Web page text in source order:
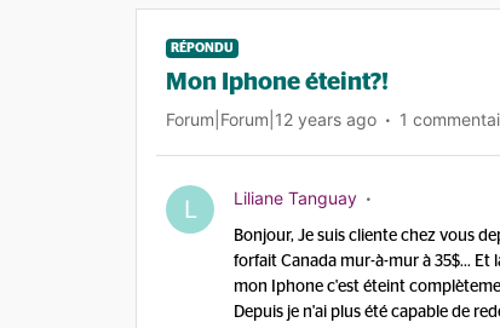
RÉPONDU
Mon Iphone éteint?!
Forum|Forum|12 years ago 1
L Liliane Tanguay
Bonjour, Je suis cliente chez vous
forfait Canada mur-à-mur à 35$...
mon Iphone c'est éteint
Depuis je n'ai plus été capable de